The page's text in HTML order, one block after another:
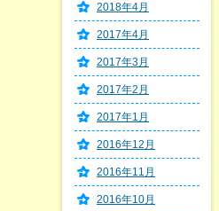
2018年4月
2017年4月
2017年3月
2017年2月
2017年1月
2016年12月
2016年11月
2016年10月